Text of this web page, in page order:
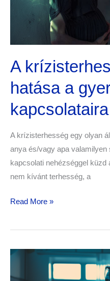
A
hatása a
kapcsolataira
A krízisterhesség egy olyan
anya és/vagy apa
kapcsolati nehézséggel küzd
nem kívánt terhesség, a
kapcsolataira
Read More »
Születési